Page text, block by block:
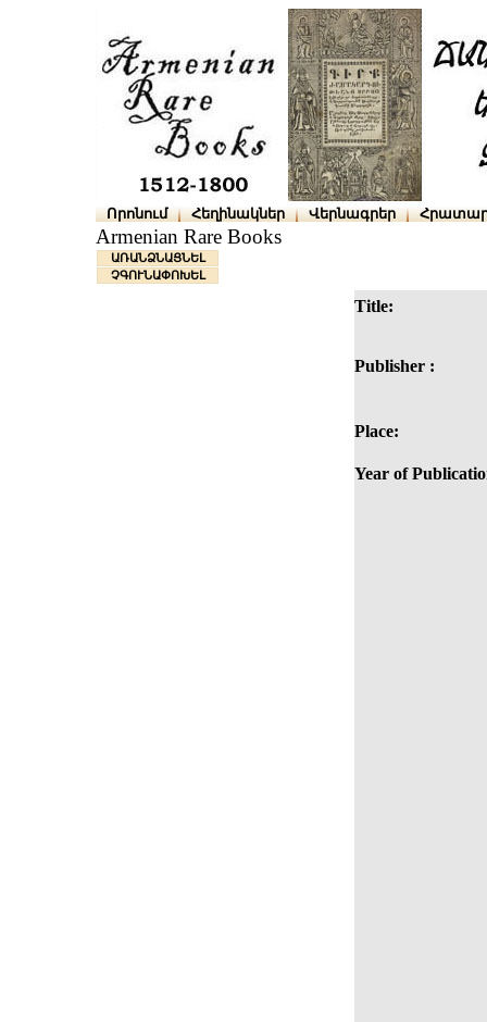
Որոնում Հեղինակներ Վերնագրեր
Armenian Rare Books
ԱՌԱՆՁՆԱՑՆԵԼ
ՉԳՈՒՆԱՓՈԽԵԼ
Title:
Publisher :
Place:
Year of